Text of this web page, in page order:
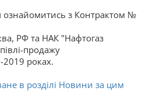
з Контрактом №
РФ та НАК "Нафтогаз
продажу
2019 роках.
в розділі Новини за цим